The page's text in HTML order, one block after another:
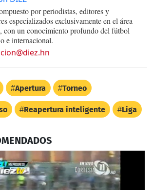
por periodistas, editores y
especializados exclusivamente en el área
con un conocimiento profundo del fútbol
e internacional.
Apertura Torneo
Reapertura inteligente Liga